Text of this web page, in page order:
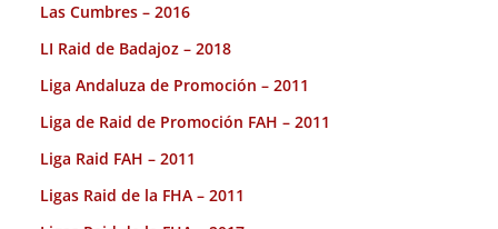
Las Cumbres – 2016
LI Raid de Badajoz – 2018
Liga Andaluza de Promoción – 2011
Liga de Raid de Promoción FAH – 2011
Liga Raid FAH – 2011
Ligas Raid de la FHA – 2011